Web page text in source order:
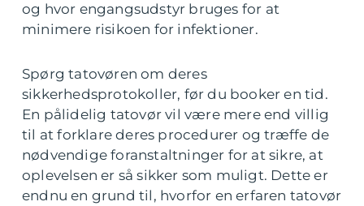
og hvor engangsudstyr bruges for at
minimere risikoen for infektioner.
Spørg tatovøren om deres
sikkerhedsprotokoller, før du booker en tid.
En pålidelig tatovør vil være mere end villig
til at forklare deres procedurer og træffe de
nødvendige foranstaltninger for at sikre, at
oplevelsen er så sikker som muligt. Dette er
endnu en grund til, hvorfor en erfaren tatovør